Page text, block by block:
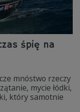
śpię na
mnóstwo rzeczy
mycie łódki,
który samotnie